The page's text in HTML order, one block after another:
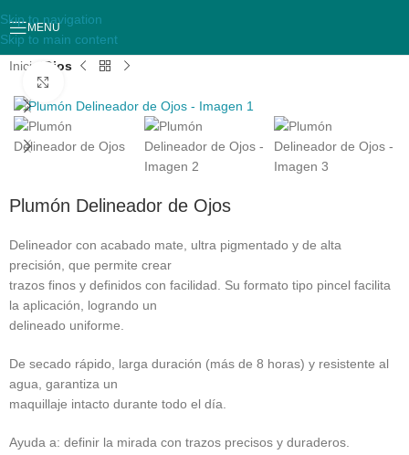
Skip to navigation
Skip to main content
MENU
Inicio Ojos
Plumón Delineador de Ojos
Delineador con acabado mate, ultra pigmentado y de alta
precisión, que permite crear
trazos finos y definidos con facilidad. Su formato tipo pincel facilita
la aplicación, logrando un
delineado uniforme.
De secado rápido, larga duración (más de 8 horas) y resistente al
agua, garantiza un
maquillaje intacto durante todo el día.
Ayuda a: definir la mirada con trazos precisos y duraderos.